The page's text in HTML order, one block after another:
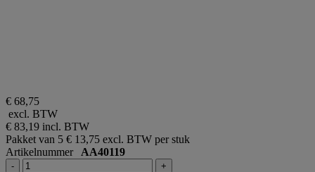
€ 68,75
excl. BTW
€ 83,19 incl. BTW
Pakket van 5 € 13,75 excl. BTW per stuk
Artikelnummer AA40119
- +